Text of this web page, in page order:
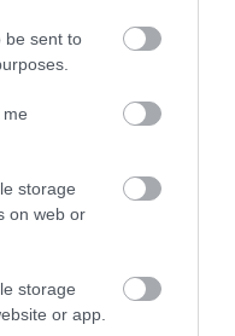
be sent to
storage
on web or
storage
or app.
Αγορά